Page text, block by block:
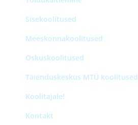
Sisekoolitused
Meeskonnakoolitused
Oskuskoolitused
Täienduskeskus MTÜ koolitused
Koolitajale!
Kontakt